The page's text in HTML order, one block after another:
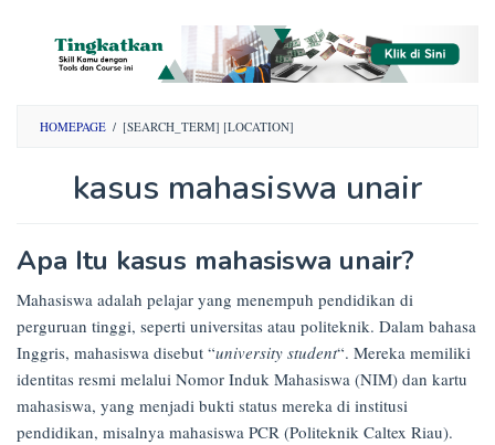
HOMEPAGE / [SEARCH_TERM] [LOCATION]
kasus mahasiswa unair
Opini
on
17/04/2025
Apa Itu kasus mahasiswa unair?
Mahasiswa adalah pelajar yang menempuh pendidikan di
perguruan tinggi, seperti universitas atau politeknik. Dalam bahasa
Inggris, mahasiswa disebut “university student“. Mereka memiliki
identitas resmi melalui Nomor Induk Mahasiswa (NIM) dan kartu
mahasiswa, yang menjadi bukti status mereka di institusi
pendidikan, misalnya mahasiswa PCR (Politeknik Caltex Riau).